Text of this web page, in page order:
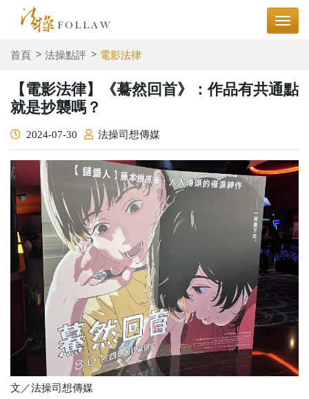
首頁 法操點評 電影法律
【電影法律】《驀然回首》：作品有共通點
就是抄襲嗎？
2024-07-30 法操司想傳媒
文／法操司想傳媒